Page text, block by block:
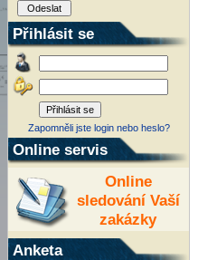
Přihlásit se
Zapomněli jste login nebo heslo?
Online servis
Online
sledování Vaší
zakázky
Anketa